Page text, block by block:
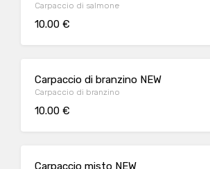
Carpaccio di salmone
10.00 €
Carpaccio di branzino NEW
Carpaccio di branzino
10.00 €
Carpaccio misto NEW